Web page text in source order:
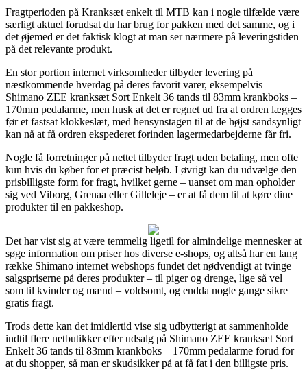
Fragtperioden på Kranksæt enkelt til MTB kan i nogle tilfælde være
særligt aktuel forudsat du har brug for pakken med det samme, og i
det øjemed er det faktisk klogt at man ser nærmere på leveringstiden
på det relevante produkt.
En stor portion internet virksomheder tilbyder levering på
næstkommende hverdag på deres favorit varer, eksempelvis
Shimano ZEE kranksæt Sort Enkelt 36 tands til 83mm krankboks –
170mm pedalarme, men husk at det er regnet ud fra at ordren lægges
før et fastsat klokkeslæt, med hensynstagen til at de højst sandsynligt
kan nå at få ordren ekspederet forinden lagermedarbejderne får fri.
Nogle få forretninger på nettet tilbyder fragt uden betaling, men ofte
kun hvis du køber for et præcist beløb. I øvrigt kan du udvælge den
prisbilligste form for fragt, hvilket gerne – uanset om man opholder
sig ved Viborg, Grenaa eller Gilleleje – er at få dem til at køre dine
produkter til en pakkeshop.
Det har vist sig at være temmelig ligetil for almindelige mennesker at
søge information om priser hos diverse e-shops, og altså har en lang
række Shimano internet webshops fundet det nødvendigt at tvinge
salgspriserne på deres produkter – til piger og drenge, lige så vel
som til kvinder og mænd – voldsomt, og endda nogle gange sikre
gratis fragt.
Trods dette kan det imidlertid vise sig udbytterigt at sammenholde
indtil flere netbutikker efter udsalg på Shimano ZEE kranksæt Sort
Enkelt 36 tands til 83mm krankboks – 170mm pedalarme forud for
at du shopper, så man er skudsikker på at få fat i den billigste pris.